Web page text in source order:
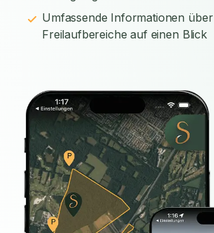
Umfassende Informationen über
Freilaufbereiche auf einen Blick